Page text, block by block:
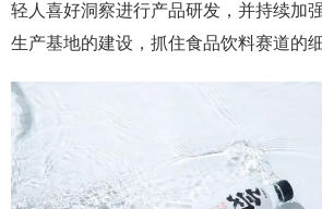
轻人喜好洞察进行产品研发，并持续加
生产基地的建设，抓住食品饮料赛道的